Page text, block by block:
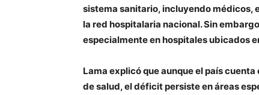
sistema sanitario, incluyendo médicos,
la red hospitalaria nacional. Sin
especialmente en hospitales ubicados
Lama explicó que aunque el país
de salud, el déficit persiste en áreas